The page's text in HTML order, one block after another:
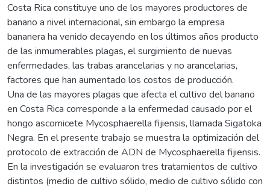
Costa Rica constituye uno de los mayores productores de
banano a nivel internacional, sin embargo la empresa
bananera ha venido decayendo en los últimos años producto
de las inmumerables plagas, el surgimiento de nuevas
enfermedades, las trabas arancelarias y no arancelarias,
factores que han aumentado los costos de producción.
Una de las mayores plagas que afecta el cultivo del banano
en Costa Rica corresponde a la enfermedad causado por el
hongo ascomicete Mycosphaerella fijiensis, llamada Sigatoka
Negra. En el presente trabajo se muestra la optimización del
protocolo de extracción de ADN de Mycosphaerella fijiensis.
En la investigación se evaluaron tres tratamientos de cultivo
distintos (medio de cultivo sólido, medio de cultivo sólido con